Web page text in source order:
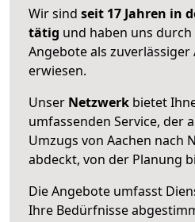
Wir sind seit 17 Jahren in
tätig und haben uns
Angebote als zuverlässiger
erwiesen.
Unser Netzwerk bietet
umfassenden Service, der
Umzugs von Aachen nach
abdeckt, von der Planung
Die Angebote umfasst
Ihre Bedürfnisse